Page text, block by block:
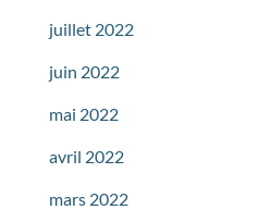
juillet 2022
juin 2022
mai 2022
avril 2022
mars 2022